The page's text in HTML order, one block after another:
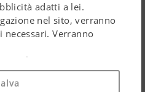
adatti a lei.
nel sito, verranno
Verranno
Marketing riguardanti
il suo pieno consenso
anche effettuare
tramite le caselle di